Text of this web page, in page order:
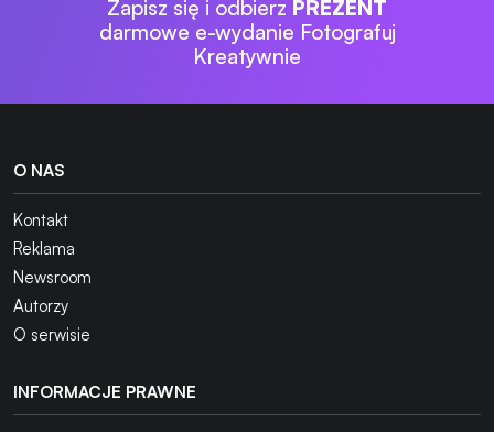
Zapisz się i odbierz PREZENT
darmowe e-wydanie Fotografuj
Kreatywnie
O NAS
Kontakt
Reklama
Newsroom
Autorzy
O serwisie
INFORMACJE PRAWNE